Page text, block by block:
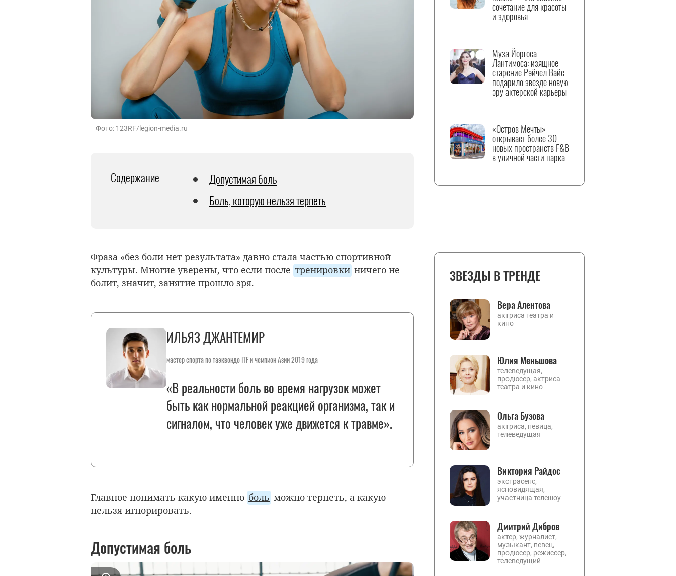
Фото: 123RF/legion-media.ru
Содержание
Допустимая боль
Боль, которую нельзя терпеть
Фраза «без боли нет результата» давно стала частью спортивной
культуры. Многие уверены, что если после тренировки ничего не
болит, значит, занятие прошло зря.
ИЛЬЯЗ ДЖАНТЕМИР
мастер спорта по таэквондо ITF и чемпион Азии 2019 года
«В реальности боль во время нагрузок может
быть как нормальной реакцией организма, так и
сигналом, что человек уже движется к травме».
Главное понимать какую именно боль можно терпеть, а какую
нельзя игнорировать.
Допустимая боль
сочетание для красоты
и здоровья
Муза Йоргоса
Лантимоса: изящное
старение Рэйчел Вайс
подарило звезде новую
эру актерской карьеры
«Остров Мечты»
открывает более 30
новых пространств F&B
в уличной части парка
ЗВЕЗДЫ В ТРЕНДЕ
Вера Алентова
актриса театра и
кино
Юлия Меньшова
телеведущая,
продюсер, актриса
театра и кино
Ольга Бузова
актриса, певица,
телеведущая
Виктория Райдос
экстрасенс,
ясновидящая,
участница телешоу
Дмитрий Дибров
актер, журналист,
музыкант, певец,
продюсер, режиссер,
телеведущий